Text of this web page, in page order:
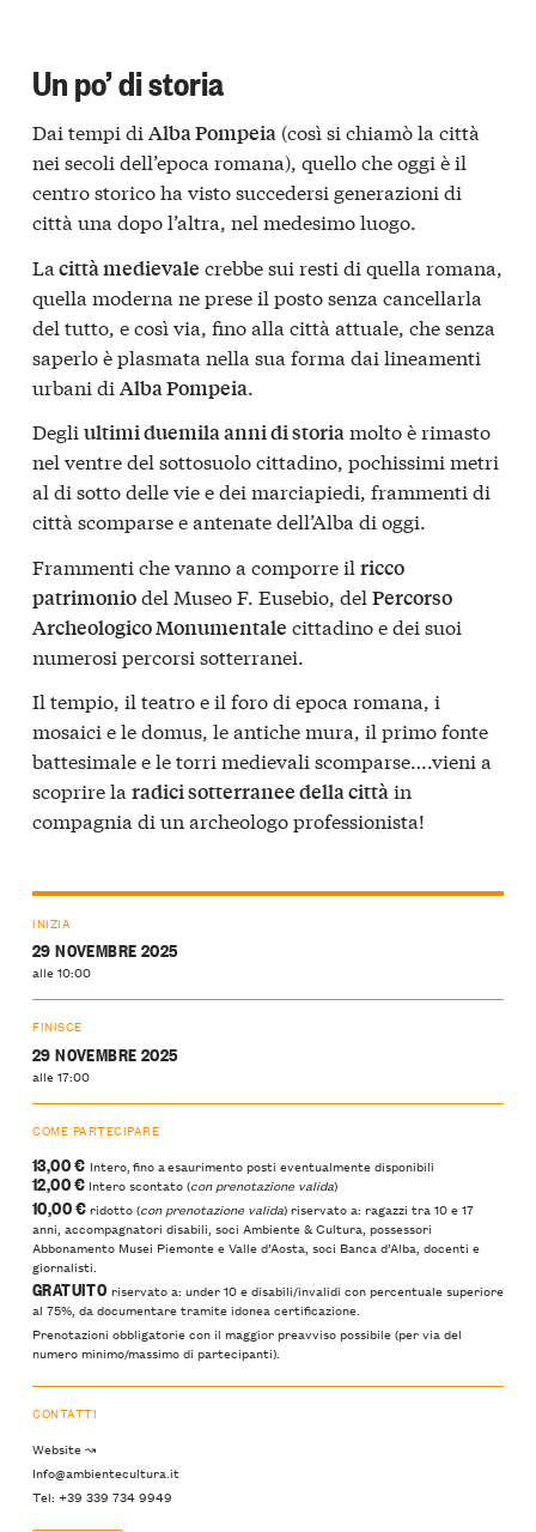
Un po’ di storia
Dai tempi di Alba Pompeia (così si chiamò la città
nei secoli dell’epoca romana), quello che oggi è il
centro storico ha visto succedersi generazioni di
città una dopo l’altra, nel medesimo luogo.
La città medievale crebbe sui resti di quella romana,
quella moderna ne prese il posto senza cancellarla
del tutto, e così via, fino alla città attuale, che senza
saperlo è plasmata nella sua forma dai lineamenti
urbani di Alba Pompeia
Degli ultimi duemila anni di storiamolto è rimasto
nel ventre del sottosuolo cittadino, pochissimi metri
al di sotto delle vie e dei marciapiedi, frammenti di
città scomparse e antenate dell’Alba di oggi.
Frammenti che vanno a comporre il ricco
patrimoniodel Museo F. Eusebio, del Percorso
Archeologico Monumentale cittadino e dei suoi
numerosi percorsi sotterranei.
Il tempio, il teatro e il foro di epoca romana, i
mosaici e le domus, le antiche mura, il primo fonte
battesimale e le torri medievali scomparse….vieni a
scoprire la radici sotterranee della cittàin
compagnia di un archeologo professionista!
INIZIA
29 NOVEMBRE 2025
alle 10:00
FINISCE
29 NOVEMBRE 2025
alle 17:00
COME PARTECIPARE
13,00 € Intero, fino a esaurimento posti eventualmente disponibili
12,00 € Intero scontato (con prenotazione valida)
10,00 €ridotto (con prenotazione valida) riservato a: ragazzi tra 10 e 17
anni, accompagnatori disabili, soci Ambiente & Cultura, possessori
Abbonamento Musei Piemonte e Valle d’Aosta, soci Banca d’Alba, docenti e
giornalisti.
GRATUITO riservato a: under 10 e disabili/invalidi con percentuale superiore
al 75%, da documentare tramite idonea certificazione.
Prenotazioni obbligatorie con il maggior preavviso possibile (per via del
numero minimo/massimo di partecipanti).
CONTATTI
Website ↝
Info@ambientecultura.it
Tel: +39 339 734 9949